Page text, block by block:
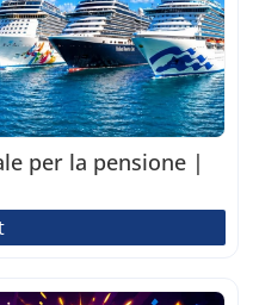
per la pensione |